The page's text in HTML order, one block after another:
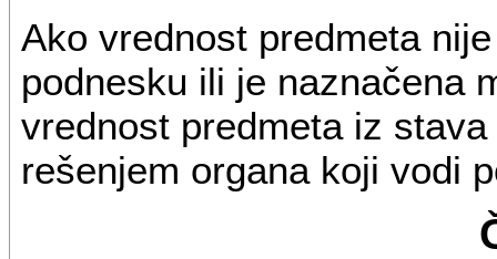
Ako vrednost predmeta
podnesku ili je naznačena
vrednost predmeta iz
rešenjem organa koji vodi